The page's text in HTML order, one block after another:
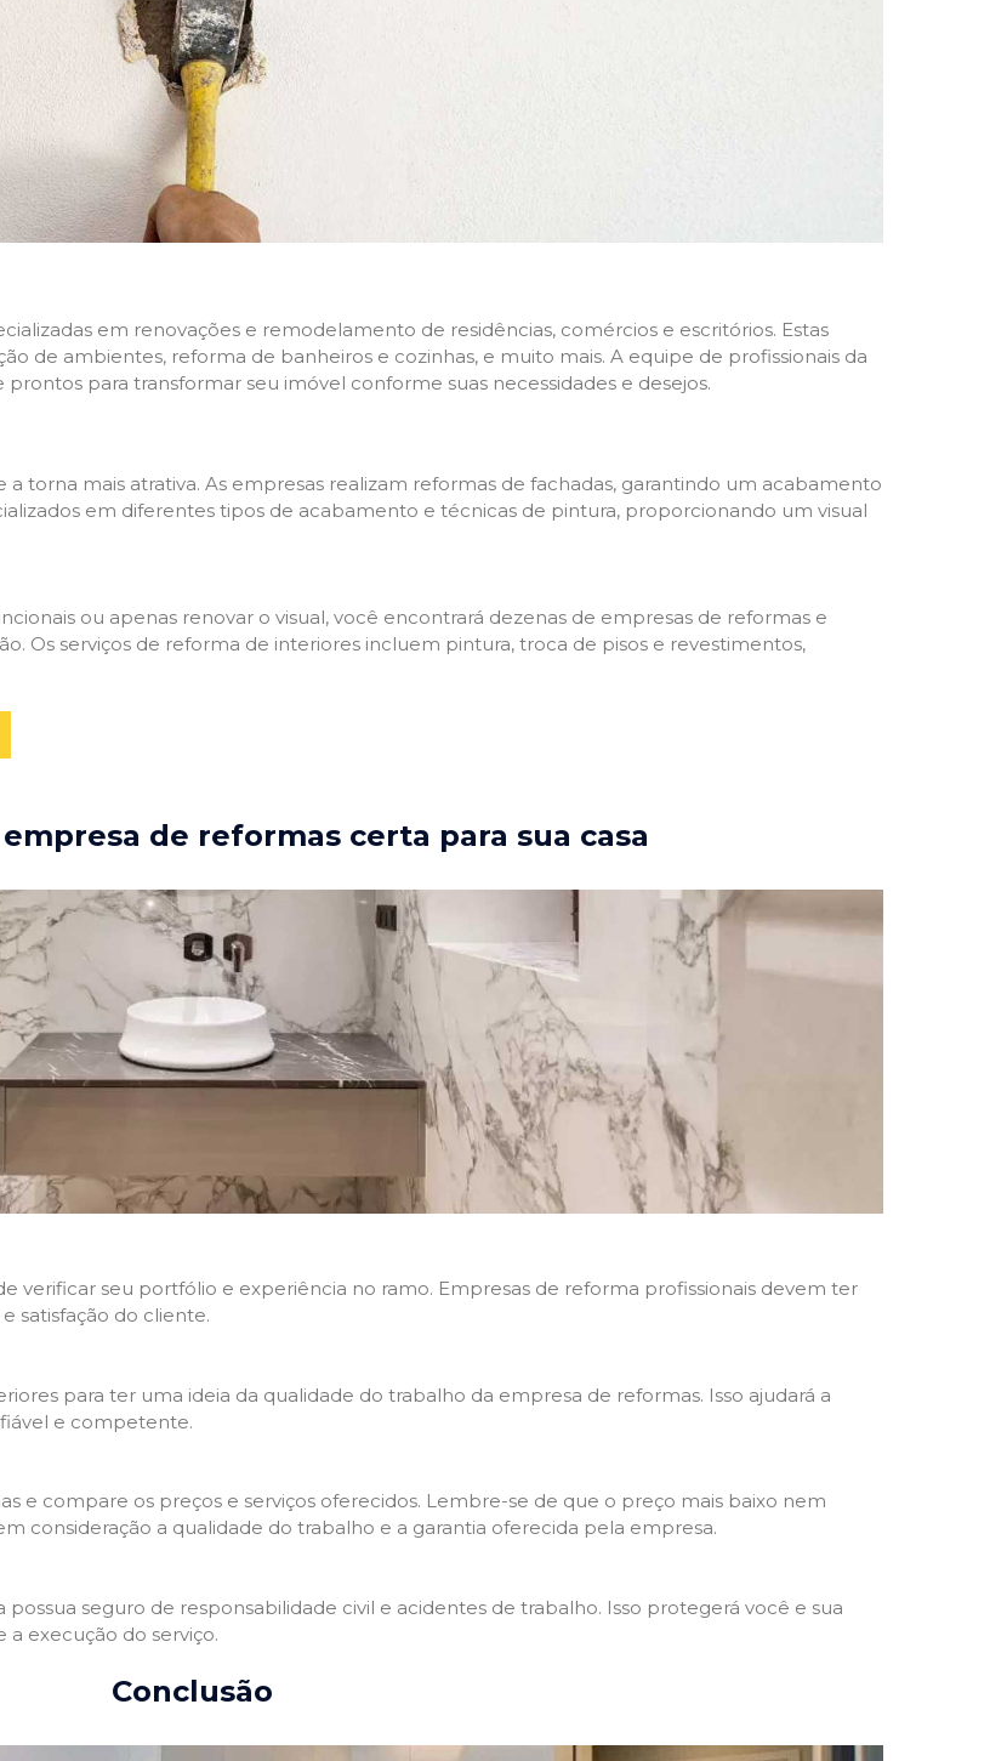
em renovações e remodelamento de residências, comércios e escritórios. Estas
de ambientes, reforma de banheiros e cozinhas, e muito mais. A equipe de profissionais da
para transformar seu imóvel conforme suas necessidades e desejos.
torna mais atrativa. As empresas realizam reformas de fachadas, garantindo um acabamento
em diferentes tipos de acabamento e técnicas de pintura, proporcionando um visual
ou apenas renovar o visual, você encontrará dezenas de empresas de reformas e
Os serviços de reforma de interiores incluem pintura, troca de pisos e revestimentos,
de reformas certa para sua casa
verificar seu portfólio e experiência no ramo. Empresas de reforma profissionais devem ter
satisfação do cliente.
para ter uma ideia da qualidade do trabalho da empresa de reformas. Isso ajudará a
e competente.
e compare os preços e serviços oferecidos. Lembre-se de que o preço mais baixo nem
consideração a qualidade do trabalho e a garantia oferecida pela empresa.
seguro de responsabilidade civil e acidentes de trabalho. Isso protegerá você e sua
a execução do serviço.
Conclusão